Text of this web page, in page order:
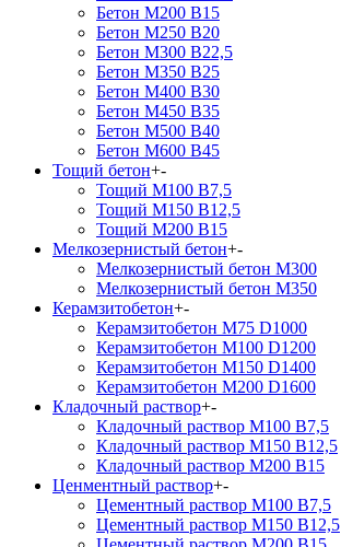
Бетон М200 В15
Бетон М250 В20
Бетон М300 В22,5
Бетон М350 В25
Бетон М400 В30
Бетон М450 В35
Бетон М500 В40
Бетон М600 В45
Тощий бетон+-
Тощий М100 В7,5
Тощий М150 В12,5
Тощий М200 В15
Мелкозернистый бетон+-
Мелкозернистый бетон М300
Мелкозернистый бетон М350
Керамзитобетон+-
Керамзитобетон М75 D1000
Керамзитобетон М100 D1200
Керамзитобетон М150 D1400
Керамзитобетон М200 D1600
Кладочный раствор+-
Кладочный раствор М100 В7,5
Кладочный раствор М150 В12,5
Кладочный раствор М200 В15
Ценментный раствор+-
Цементный раствор М100 B7,5
Цементный раствор М150 B12,5